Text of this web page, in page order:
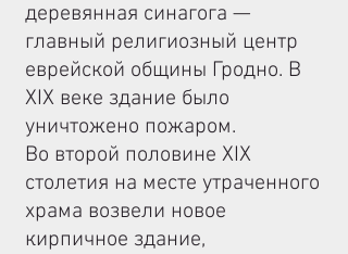
деревянная синагога —
главный религиозный центр
еврейской общины Гродно. В
XIX веке здание было
уничтожено пожаром.
Во второй половине XIX
столетия на месте утраченного
храма возвели новое
кирпичное здание,